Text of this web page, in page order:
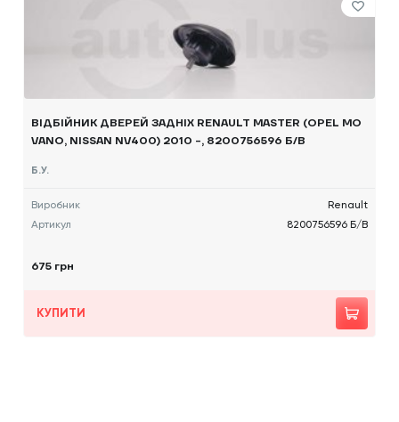
ВІДБІЙНИК ДВЕРЕЙ ЗАДНІХ RENAULT MASTER (OPEL MO
VANO, NISSAN NV400) 2010 -, 8200756596 Б/В
Б.У.
Виробник
Renault
Артикул
8200756596 Б/В
675 грн
КУПИТИ